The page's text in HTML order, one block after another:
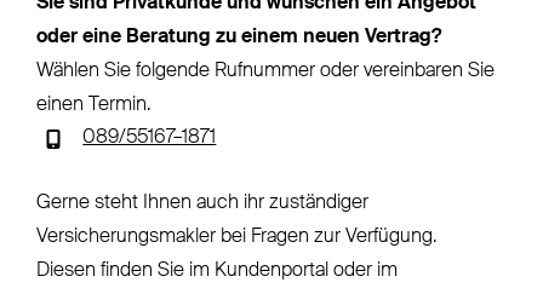
oder eine Beratung zu einem neuen Vertrag?
Wählen Sie folgende Rufnummer oder vereinbaren Sie
einen Termin.
089/55167–1871
Gerne steht Ihnen auch ihr zuständiger
Versicherungsmakler bei Fragen zur Verfügung.
Diesen finden Sie im Kundenportal oder im